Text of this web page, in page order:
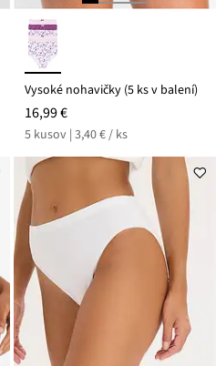
Vysoké nohavičky (5 ks v balení)
16,99 €
5 kusov | 3,40 € / ks